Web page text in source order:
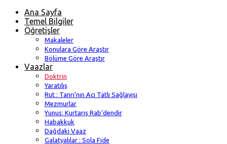
Ana Sayfa
Temel Bilgiler
Öğretişler
Makaleler
Konulara Göre Araştır
Bölüme Göre Araştır
Vaazlar
Doktrin
Yaratılış
Rut : Tanrı’nın Acı Tatlı Sağlayışı
Mezmurlar
Yunus: Kurtarış Rab’dendir
Habakkuk
Dağdaki Vaaz
Galatyalılar : Sola Fide